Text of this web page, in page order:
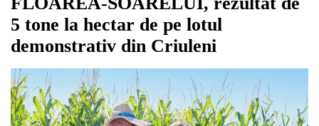
5 tone la hectar de pe lotul
demonstrativ din Criuleni